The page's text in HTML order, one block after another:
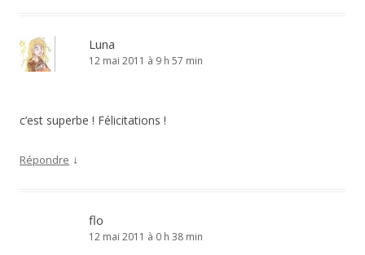
Luna
12 mai 2011 à 9 h 57 min
c’est superbe ! Félicitations !
Répondre ↓
flo
12 mai 2011 à 0 h 38 min